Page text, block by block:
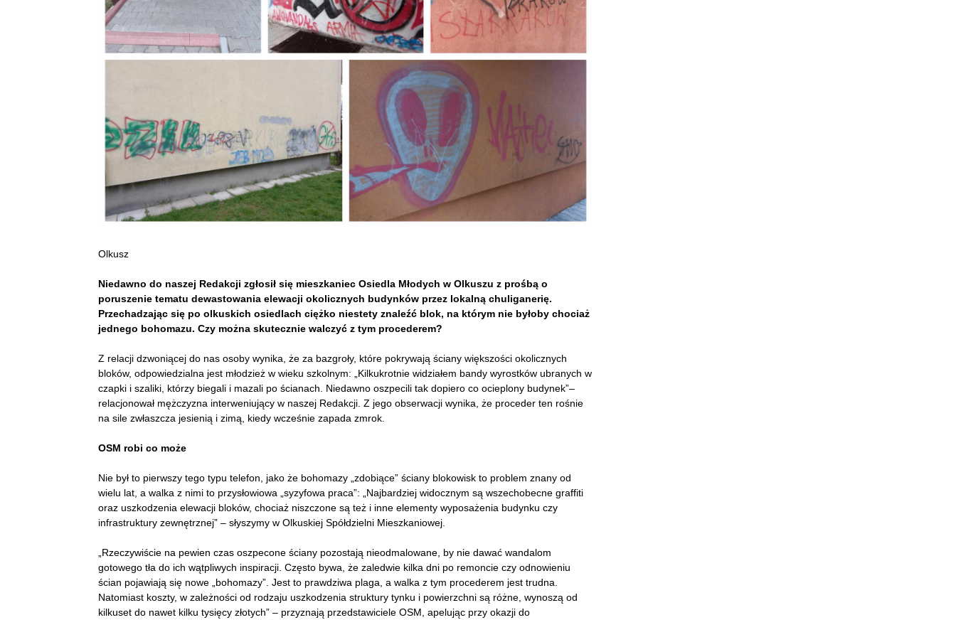
Olkusz
Niedawno do naszej Redakcji zgłosił się mieszkaniec Osiedla Młodych w Olkuszu z prośbą o
poruszenie tematu dewastowania elewacji okolicznych budynków przez lokalną chuliganerię.
Przechadzając się po olkuskich osiedlach ciężko niestety znaleźć blok, na którym nie byłoby chociaż
jednego bohomazu. Czy można skutecznie walczyć z tym procederem?
Z relacji dzwoniącej do nas osoby wynika, że za bazgroły, które pokrywają ściany większości okolicznych
bloków, odpowiedzialna jest młodzież w wieku szkolnym: „Kilkukrotnie widziałem bandy wyrostków ubranych w
czapki i szaliki, którzy biegali i mazali po ścianach. Niedawno oszpecili tak dopiero co ocieplony budynek”–
relacjonował mężczyzna interweniujący w naszej Redakcji. Z jego obserwacji wynika, że proceder ten rośnie
na sile zwłaszcza jesienią i zimą, kiedy wcześnie zapada zmrok.
OSM robi co może
Nie był to pierwszy tego typu telefon, jako że bohomazy „zdobiące” ściany blokowisk to problem znany od
wielu lat, a walka z nimi to przysłowiowa „syzyfowa praca”: „Najbardziej widocznym są wszechobecne graffiti
oraz uszkodzenia elewacji bloków, chociaż niszczone są też i inne elementy wyposażenia budynku czy
infrastruktury zewnętrznej” – słyszymy w Olkuskiej Spółdzielni Mieszkaniowej.
„Rzeczywiście na pewien czas oszpecone ściany pozostają nieodmalowane, by nie dawać wandalom
gotowego tła do ich wątpliwych inspiracji. Często bywa, że zaledwie kilka dni po remoncie czy odnowieniu
ścian pojawiają się nowe „bohomazy”. Jest to prawdziwa plaga, a walka z tym procederem jest trudna.
Natomiast koszty, w zależności od rodzaju uszkodzenia struktury tynku i powierzchni są różne, wynoszą od
kilkuset do nawet kilku tysięcy złotych” – przyznają przedstawiciele OSM, apelując przy okazji do